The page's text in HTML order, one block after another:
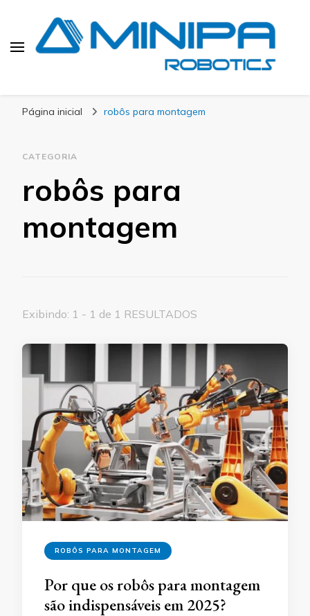
Página inicial robôs para montagem
CATEGORIA
robôs para
montagem
Exibindo: 1 - 1 de 1 RESULTADOS
ROBÔS PARA MONTAGEM
Por que os robôs para montagem
são indispensáveis em 2025?